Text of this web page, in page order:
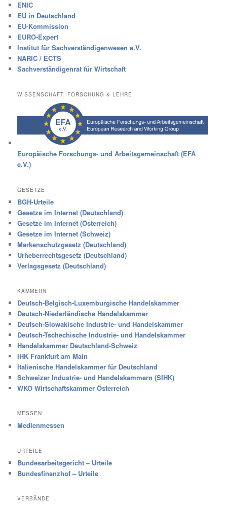
ENIC
EU in Deutschland
EU-Kommission
EURO-Expert
Institut für Sachverständigenwesen e.V.
NARIC / ECTS
Sachverständigenrat für Wirtschaft
WISSENSCHAFT: FORSCHUNG & LEHRE
Europäische Forschungs- und Arbeitsgemeinschaft (EFA
e.V.)
GESETZE
BGH-Urteile
Gesetze im Internet (Deutschland)
Gesetze im Internet (Österreich)
Gesetze im Internet (Schweiz)
Markenschutzgesetz (Deutschland)
Urheberrechtsgesetz (Deutschland)
Verlagsgesetz (Deutschland)
KAMMERN
Deutsch-Belgisch-Luxemburgische Handelskammer
Deutsch-Niederländische Handelskammer
Deutsch-Slowakische Industrie- und Handelskammer
Deutsch-Tschechische Industrie- und Handelskammer
Handelskammer Deutschland-Schweiz
IHK Frankfurt am Main
Italienische Handelskammer für Deutschland
Schweizer Industrie- und Handelskammern (SIHK)
WKO Wirtschaftskammer Österreich
MESSEN
Medienmessen
URTEILE
Bundesarbeitsgericht – Urteile
Bundesfinanzhof – Urteile
VERBÄNDE